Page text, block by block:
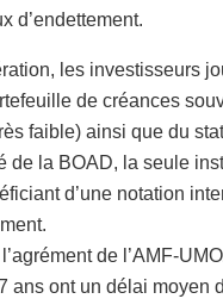
d’endettement.
les investisseurs
de créances
faible) ainsi que du
de la BOAD, la seule
d’une notation
de l’AMF-
ans ont un délai moyen